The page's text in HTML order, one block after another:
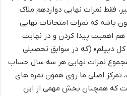
فقط نمرات نهایی دوازدهم ملاک
باشه که نمرات امتحانات نهایی
هم اهمیت پیدا کردن و در نهایت
کل دیپلم» (که در سوابق تحصیلی
مجموع نمرات نهایی هر سه سال حساب
تمرکز اصلی ما روی همون نمره های
که همچنان بخش مهمی از این